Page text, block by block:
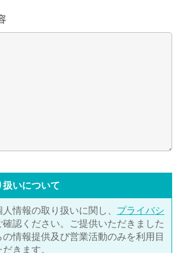
いについて
情報の取り扱いに関し、 プライバシ
確認ください。ご提供いただきました
情報提供及び営業活動のみを利用目
きます。